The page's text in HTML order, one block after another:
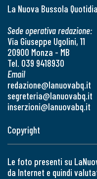
La Nuova Bussola
Sede operativa redazione:
Via Giuseppe Ugolini, 11
20900 Monza - MB
Tel. 039 9418930
Email
redazione@lanuovabq.it
segreteria@lanuovabq.it
inserzioni@lanuovabq.it
Copyright
Le foto presenti su
da Internet e quindi